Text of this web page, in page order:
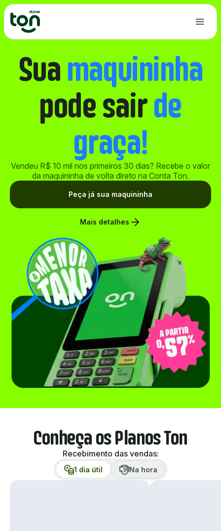
ESTAMOS AQUI PARA TE AJUDAR
Atendimento pelo Whatsapp
Maquininhas
Soluções
Seja um Consultor
Planos e Taxas
Atendimento
Baixe o app Pedir Agora
Sua maquininha
pode sairde
graça!
Vendeu R$ 10 mil nos primeiros 30 dias? Recebe o valor
da maquininha de volta direto na Conta Ton.
Peça já sua maquininha
Mais detalhes
Conheça os Planos Ton
Recebimento das vendas:
1 dia útil Na hora